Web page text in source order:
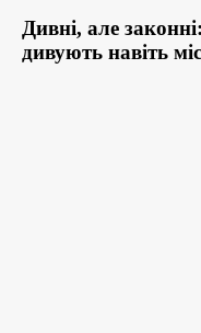
Дивні, але
дивують навіть